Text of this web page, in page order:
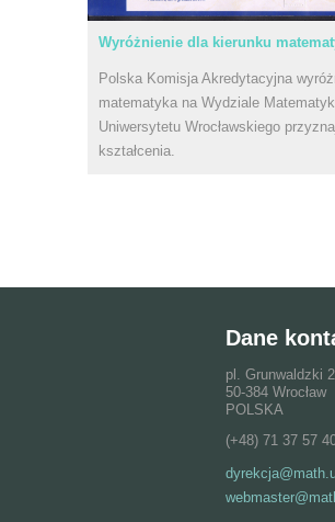
Wyróżnienie dla kierunku
Polska Komisja Akredytacyjna
matematyka na Wydziale
Uniwersytetu Wrocławskiego
kształcenia.
Dane
pl. Grunwaldzki 2
50-384 Wrocław
POLSKA
(+48) 71 37 57